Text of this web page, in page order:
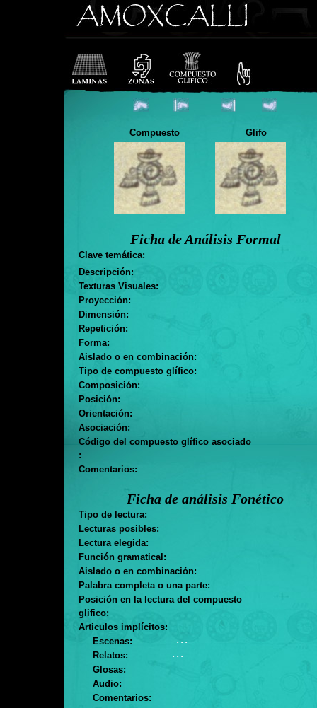
Compuesto Glifo
Ficha de Análisis Formal
Clave temática:
Descripción:
Texturas Visuales:
Proyección:
Dimensión:
Repetición:
Forma:
Aislado o en combinación:
Tipo de compuesto glífico:
Composición:
Posición:
Orientación:
Asociación:
Código del compuesto glífico asociado
:
Comentarios:
Ficha de análisis Fonético
Tipo de lectura:
Lecturas posibles:
Lectura elegida:
Función gramatical:
Aislado o en combinación:
Palabra completa o una parte:
Posición en la lectura del compuesto
glifico:
Articulos implícitos:
Escenas:
. . .
Relatos:
. . .
Glosas:
Audio:
Comentarios: